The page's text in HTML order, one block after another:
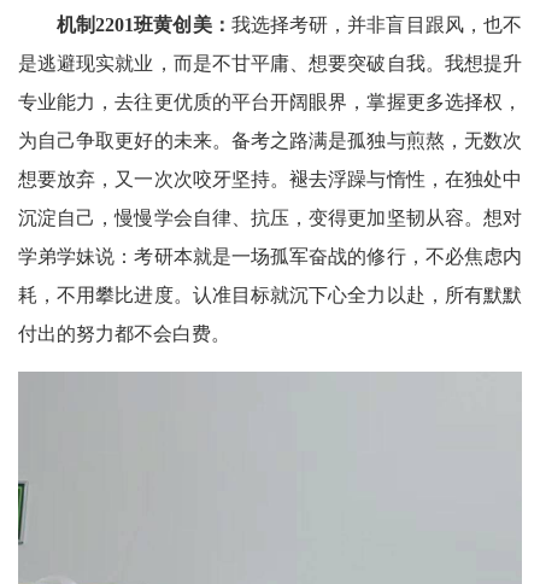
机制2201班黄创美： 我选择考研，并非盲目跟风，也不
是逃避现实就业，而是不甘平庸、想要突破自我。我想提升
专业能力，去往更优质的平台开阔眼界，掌握更多选择权，
为自己争取更好的未来。备考之路满是孤独与煎熬，无数次
想要放弃，又一次次咬牙坚持。褪去浮躁与惰性，在独处中
沉淀自己，慢慢学会自律、抗压，变得更加坚韧从容。想对
学弟学妹说：考研本就是一场孤军奋战的修行，不必焦虑内
耗，不用攀比进度。认准目标就沉下心全力以赴，所有默默
付出的努力都不会白费。